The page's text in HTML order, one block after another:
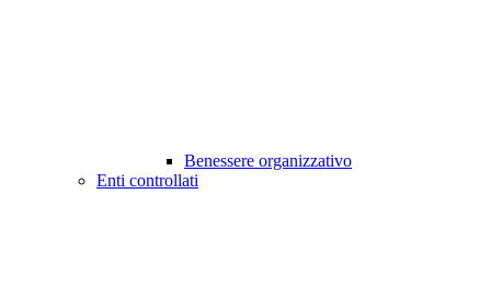
Benessere organizzativo
Enti controllati